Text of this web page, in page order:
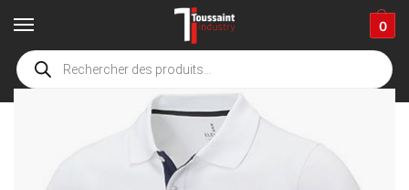
0
Accueil boutique / EPI / Protection corps